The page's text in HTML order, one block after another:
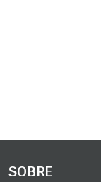
SOBRE